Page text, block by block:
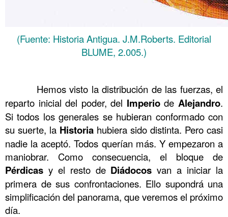
(Fuente: Historia Antigua. J.M.Roberts. Editorial
BLUME, 2.005.)
Hemos visto la distribución de las fuerzas, el
reparto inicial del poder, del Imperiode Alejandro.
Si todos los generales se hubieran conformado con
su suerte, la Historia hubiera sido distinta. Pero casi
nadie la aceptó. Todos querían más. Y empezaron a
maniobrar. Como consecuencia, el bloque de
Pérdicas y el resto de Diádocos van a iniciar la
primera de sus confrontaciones. Ello supondrá una
simplificación del panorama, que veremos el próximo
día.